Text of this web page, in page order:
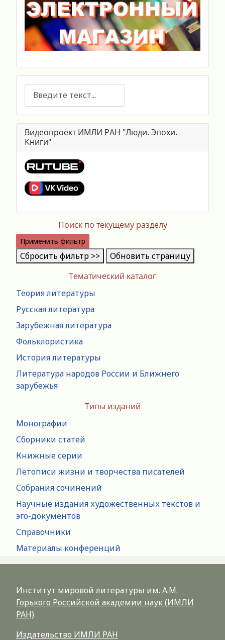
Тематический каталог
Теория литературы
Русская литература
Зарубежная литература
Фольклористика
История литературы
Литература народов России и Ближнего
зарубежья
Типы изданий
Монографии
Сборники статей
Книжные серии
Летописи жизни и творчества писателей
Собрания сочинений
Научные издания художественных текстов и
эго-документов
Справочники
Материалы конференций
Поиск
Видеопроект ИМЛИ РАН "Люди. Эпохи.
Книги"
Поиск по текущему разделу
Применить фильтр
Сбросить фильтр >> Обновить страницу
Институт мировой литературы им. А.М.
Горького Российской академии наук (ИМЛИ
РАН)
Издательство ИМЛИ РАН